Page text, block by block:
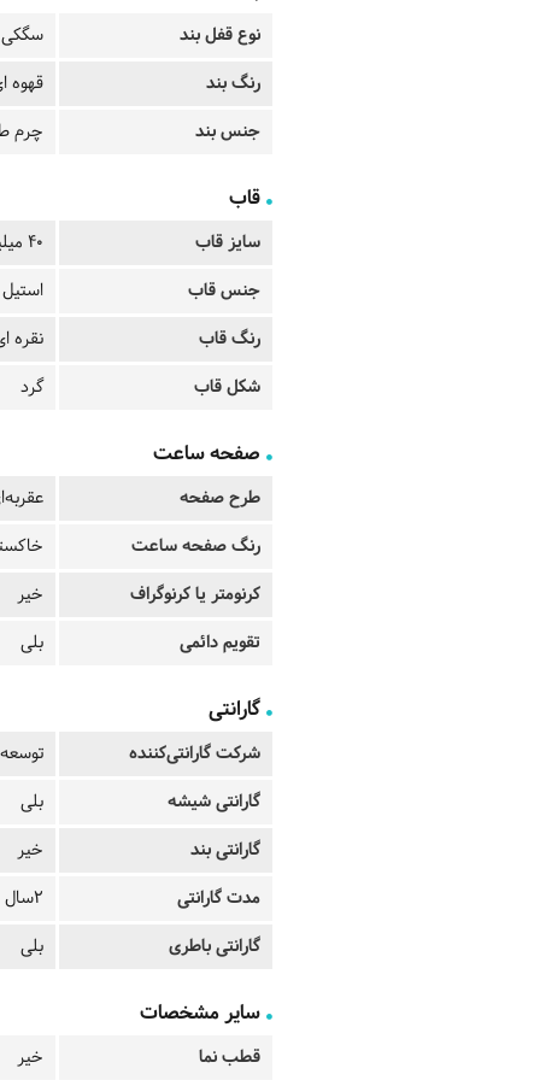
نوع قفل بند
سگکی
رنگ بند
قهوه
جنس بند
چرم
قاب
سایز قاب
40 میلیمتر
جنس قاب
استیل
رنگ قاب
نقره
شکل قاب
گرد
صفحه ساعت
طرح صفحه
رنگ صفحه ساعت
کرنومتر یا کرنوگراف
خیر
تقویم دائمی
بلی
گارانتی
شرکت گارانتی‌کننده
گارانتی شیشه
بلی
گارانتی بند
خیر
مدت گارانتی
2سال
گارانتی باطری
بلی
سایر مشخصات
قطب نما
خیر